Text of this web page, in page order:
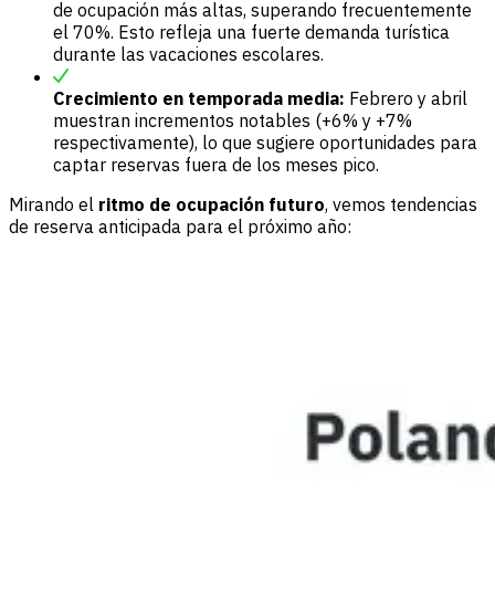
de ocupación más altas, superando frecuentemente
el 70%. Esto refleja una fuerte demanda turística
durante las vacaciones escolares.
Crecimiento en temporada media: Febrero y abril
muestran incrementos notables (+6% y +7%
respectivamente), lo que sugiere oportunidades para
captar reservas fuera de los meses pico.
Mirando el ritmo de ocupación futuro, vemos tendencias
de reserva anticipada para el próximo año: